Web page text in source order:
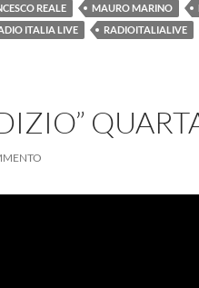
REALE MAURO MARINO
ITALIA LIVE RADIOITALIALIVE